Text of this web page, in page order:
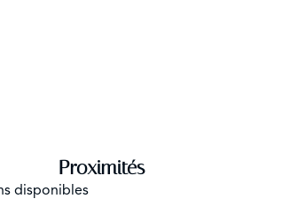
Proximités
disponibles